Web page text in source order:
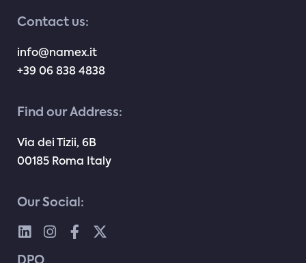
Contact us:
info@namex.it
+39 06 838 4838
Find our Address:
Via dei Tizii, 6B
00185 Roma Italy
Our Social: